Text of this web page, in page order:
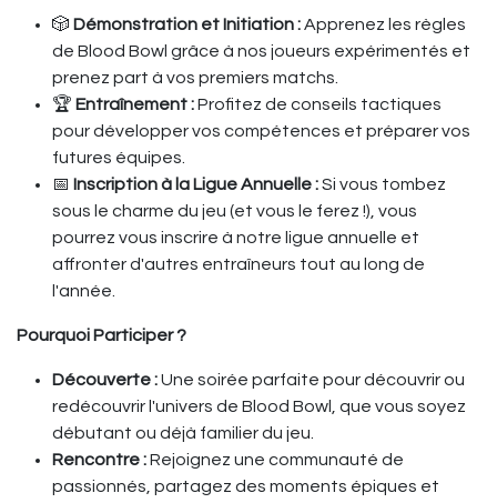
🎲 Démonstration et Initiation :Apprenez les règles
de Blood Bowl grâce à nos joueurs expérimentés et
prenez part à vos premiers matchs.
🏆 Entraînement :Profitez de conseils tactiques
pour développer vos compétences et préparer vos
futures équipes.
📅 Inscription à la Ligue Annuelle :Si vous tombez
sous le charme du jeu (et vous le ferez !), vous
pourrez vous inscrire à notre ligue annuelle et
affronter d'autres entraîneurs tout au long de
l'année.
Pourquoi Participer ?
Découverte :Une soirée parfaite pour découvrir ou
redécouvrir l'univers de Blood Bowl, que vous soyez
débutant ou déjà familier du jeu.
Rencontre :Rejoignez une communauté de
passionnés, partagez des moments épiques et